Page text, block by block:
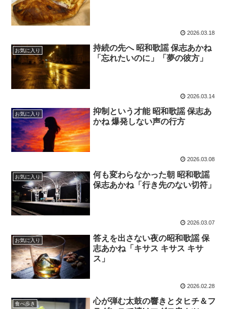
2026.03.18
お気に入り
持続の先へ 昭和歌謡 保志あかね
「忘れたいのに」「夢の彼方」
2026.03.14
お気に入り
抑制という才能 昭和歌謡 保志あ
かね 爆発しない声の行方
2026.03.08
お気に入り
何も変わらなかった朝 昭和歌謡
保志あかね「行き先のない切符」
2026.03.07
お気に入り
答えを出さない夜の昭和歌謡 保
志あかね「キサス キサス キサ
ス」
2026.02.28
食べ歩き
心が弾む太鼓の響きとタヒチ＆フ